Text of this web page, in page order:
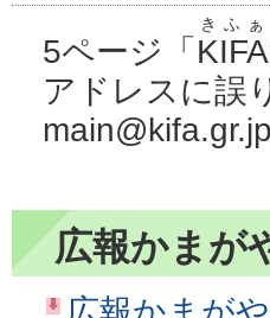
5ページ「 KIFA
きふぁ
アドレスに誤
広報かまが